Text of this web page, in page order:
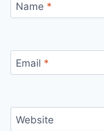
Name *
Email *
Website